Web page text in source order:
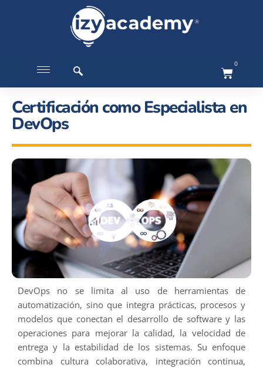
0
Certificación como Especialista en
DevOps
DevOps no se limita al uso de herramientas de
automatización, sino que integra prácticas, procesos y
modelos que conectan el desarrollo de software y las
operaciones para mejorar la calidad, la velocidad de
entrega y la estabilidad de los sistemas. Su enfoque
combina cultura colaborativa, integración continua,